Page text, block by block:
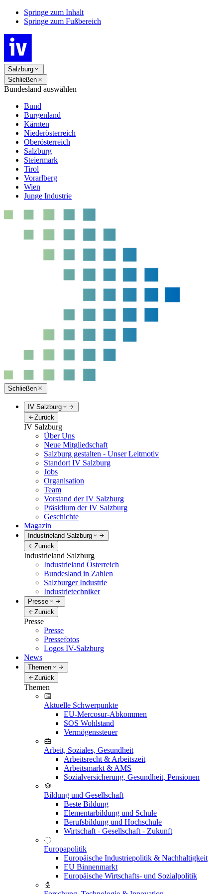
Springe zum Inhalt
Springe zum Fußbereich
Salzburg
Schließen
Bundesland auswählen
Bund
Burgenland
Kärnten
Niederösterreich
Oberösterreich
Salzburg
Steiermark
Tirol
Vorarlberg
Wien
Junge Industrie
Schließen
IV Salzburg
Zurück
IV Salzburg
Über Uns
Neue Mitgliedschaft
Salzburg gestalten - Unser Leitmotiv
Standort IV Salzburg
Jobs
Organisation
Team
Vorstand der IV Salzburg
Präsidium der IV Salzburg
Geschichte
Magazin
Industrieland Salzburg
Zurück
Industrieland Salzburg
Industrieland Österreich
Bundesland in Zahlen
Salzburger Industrie
Industrietechniker
Presse
Zurück
Presse
Presse
Pressefotos
Logos IV-Salzburg
News
Themen
Zurück
Themen
Aktuelle Schwerpunkte
EU-Mercosur-Abkommen
SOS Wohlstand
Vermögenssteuer
Arbeit, Soziales, Gesundheit
Arbeitsrecht & Arbeitszeit
Arbeitsmarkt & AMS
Sozialversicherung, Gesundheit, Pensionen
Bildung und Gesellschaft
Beste Bildung
Elementarbildung und Schule
Berufsbildung und Hochschule
Wirtschaft - Gesellschaft - Zukunft
Europapolitik
Europäische Industriepolitik & Nachhaltigkeit
EU Binnenmarkt
Europäische Wirtschafts- und Sozialpolitik